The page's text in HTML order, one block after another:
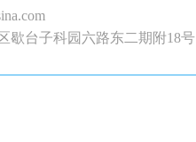
歇台子科园六路东二期附18号